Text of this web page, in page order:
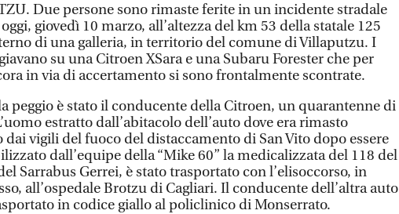
Due persone sono rimaste ferite in un incidente stradale
giovedì 10 marzo, all’altezza del km 53 della statale 125
di una galleria, in territorio del comune di Villaputzu. I
su una Citroen XSara e una Subaru Forester che per
in via di accertamento si sono frontalmente scontrate.
peggio è stato il conducente della Citroen, un quarantenne di
estratto dall’abitacolo dell’auto dove era rimasto
dai vigili del fuoco del distaccamento di San Vito dopo essere
dall’equipe della “Mike 60” la medicalizzata del 118 del
Sarrabus Gerrei, è stato trasportato con l’elisoccorso, in
all’ospedale Brotzu di Cagliari. Il conducente dell’altra auto
in codice giallo al policlinico di Monserrato.